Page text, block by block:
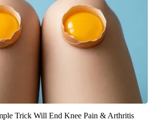
Trick Will End Knee Pain & Arthritis